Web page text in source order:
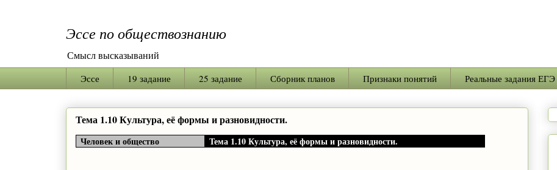
Эссе по обществознанию
Смысл высказываний
Эссе 19 задание 25 задание Сборник планов Признаки понятий Реальные задания ЕГЭ
Тема 1.10 Культура, её формы и разновидности.
Человек и общество Тема 1.10 Культура, её формы и разновидности.